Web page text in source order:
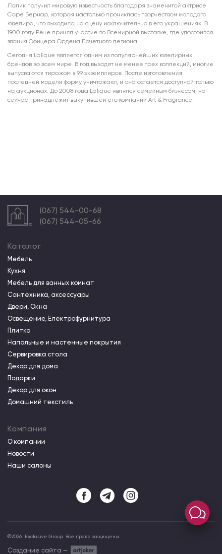
Лалик получил мировую известность благодаря знаменитой актрисе
Саре Бернар, которая настолько прониклась творчеством молодого
ювелира, что выходила на сцену исключительно в его украшениях. В
1900 году Рене принял участие во Всемирной выставке, где удостоился
звания Офицера Ордена Почетного легиона.
Сегодня Lalique является одним из популярнейших ювелирных
брендов во всем мире. В год выходят не менее трех коллекций, многие
выпускаются тиражом в 99 экземпляров. После изготовления
последней модели форму уничтожают, и она остается доступной только
на аукционах. До 2008 года Lalique являлся семейным бизнесом, но
сейчас принадлежит выкупившей его компании Art & Fragrance.
(067) 544-00-68
(067) 544-05-66
Каталог
Мебель
Кухня
Мебель для ванных комнат
Сантехника, аксессуары
Двери, Окна
Освещение, Електрофурнитура
Плитка
Напольные и настенные покрытия
Сервировка стола
Декор для дома
Подарки
Декор для окон
Домашний текстиль
Компания
О компании
Новости
Наши салоны
©2026 Exclusive Group. Все права защищены
Создание сайта —